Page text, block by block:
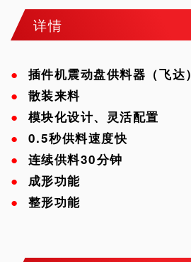
详情
● 插件机震动盘供料器（飞达）
● 散装来料
● 模块化设计、灵活配置
● 0.5秒供料速度快
● 连续供料30分钟
● 成形功能
● 整形功能